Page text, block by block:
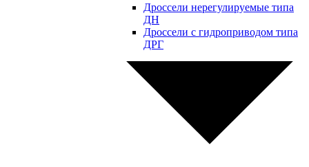
Дроссели нерегулируемые типа
ДН
Дроссели с гидроприводом типа
ДРГ